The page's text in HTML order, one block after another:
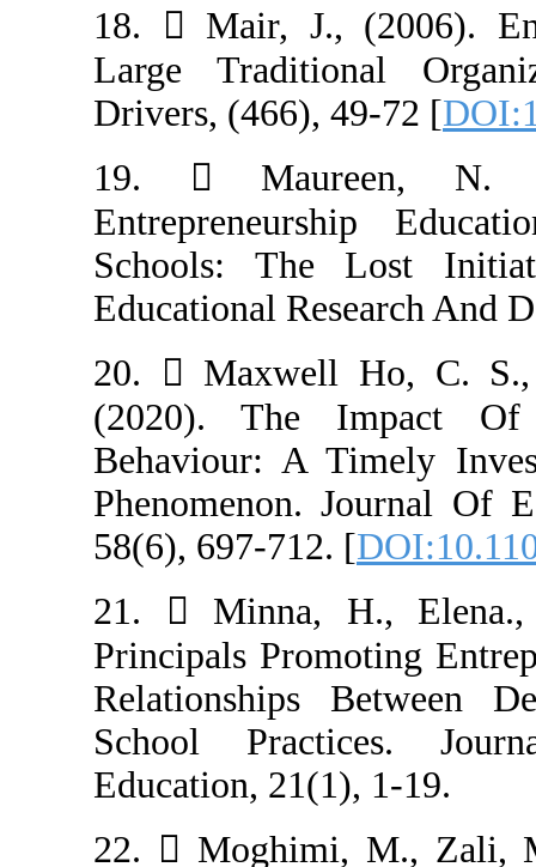
18.  Mair, J.,
Large
Drivers, (466),
19. 
Schools: The
Educational
20. 
(2020). The
Behaviour: A
Phenomenon.
58(6), 697-712.
21.  Minna,
Principals
Relationships
School
Education,
22. 